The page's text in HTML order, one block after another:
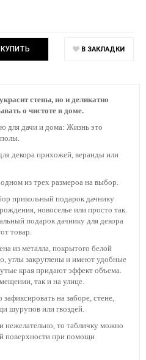
В ЗАКЛАДКИ
стены, но и деликатно
о чистоте в доме.
для дачи и дома: Жизнь это
декора прихожей, веранды или
из трех размероа на выбор.
прикольный подарок дачнику
новоселье или просто так.
подарок дачнику для декора
товар.
из металла, покрытого белой
углы закруглены и имеют удобные
края придают эффект объема.
так и на улице.
на заборе, стене,
шурупов или гвоздей.
нежелательно, то табличку можно
поверхности при помощи